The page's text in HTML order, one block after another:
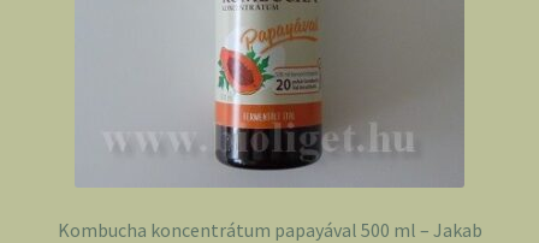
Kombucha koncentrátum papayával 500 ml – Jakab